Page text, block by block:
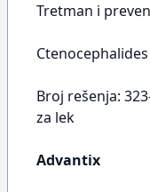
Tretman i
Broj rešenja:
za lek
Advantix